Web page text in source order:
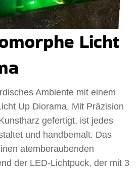
Licht
Ambiente mit einem
Up Diorama. Mit Präzision
gefertigt, ist jedes
und handbemalt. Das
atemberaubenden
der LED-Lichtpuck, der mit 3